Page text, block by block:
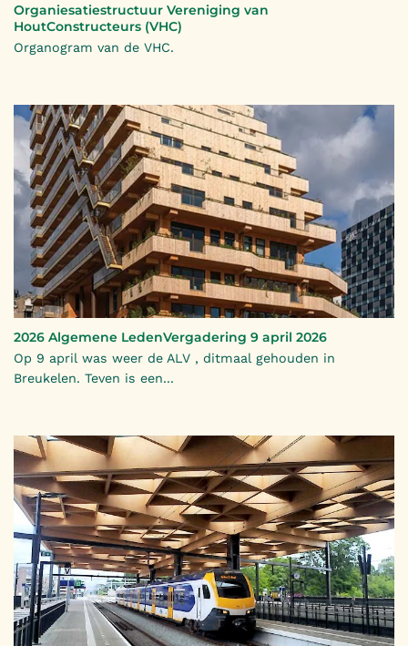
Organiesatiestructuur Vereniging van
HoutConstructeurs (VHC)
Organogram van de VHC.
2026 Algemene LedenVergadering 9 april 2026
Op 9 april was weer de ALV , ditmaal gehouden in
Breukelen. Teven is een...